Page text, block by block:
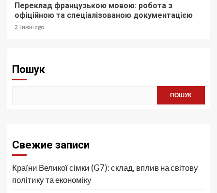
Переклад французькою мовою: робота з
офіційною та спеціалізованою документацією
2 тижні ago
Пошук
ПОШУК
Свежие записи
Країни Великої сімки (G7): склад, вплив на світову
політику та економіку